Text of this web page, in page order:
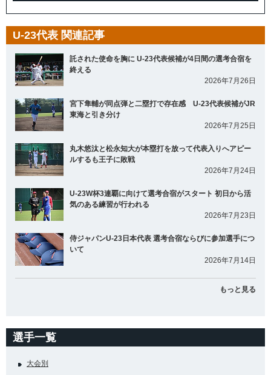
U-23代表 関連記事
託された使命を胸に U-23代表候補が4日間の選考合宿を
終える
2026年7月26日
宮下隼輔が同点弾と二塁打で存在感 U-23代表候補がJR
東海と引き分け
2026年7月25日
丸木悠汰と松永知大が本塁打を放って代表入りへアピー
ルするも王子に敗戦
2026年7月24日
U-23W杯3連覇に向けて選考合宿がスタート 初日から活
気のある練習が行われる
2026年7月23日
侍ジャパンU-23日本代表 選考合宿ならびに参加選手につ
いて
2026年7月14日
もっと見る
選手一覧
大会別